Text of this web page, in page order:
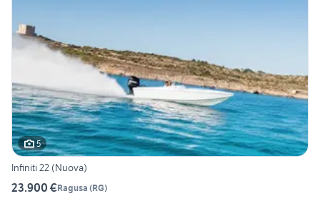
5
Infiniti 22 (Nuova)
23.900 €Ragusa (RG)